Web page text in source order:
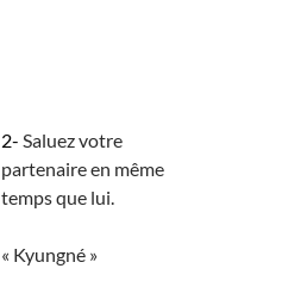
2- Saluez votre
partenaire en même
temps que lui.
« Kyungné »